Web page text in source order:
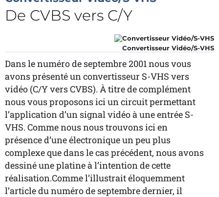
De CVBS vers C/Y
Convertisseur Vidéo/S-VHS
Dans le numéro de septembre 2001 nous vous
avons présenté un convertisseur S-VHS vers
vidéo (C/Y vers CVBS). À titre de complément
nous vous proposons ici un circuit permettant
l’application d’un signal vidéo à une entrée S-
VHS. Comme nous nous trouvons ici en
présence d’une électronique un peu plus
complexe que dans le cas précédent, nous avons
dessiné une platine à l’intention de cette
réalisation.Comme l’illustrait éloquemment
l’article du numéro de septembre dernier, il